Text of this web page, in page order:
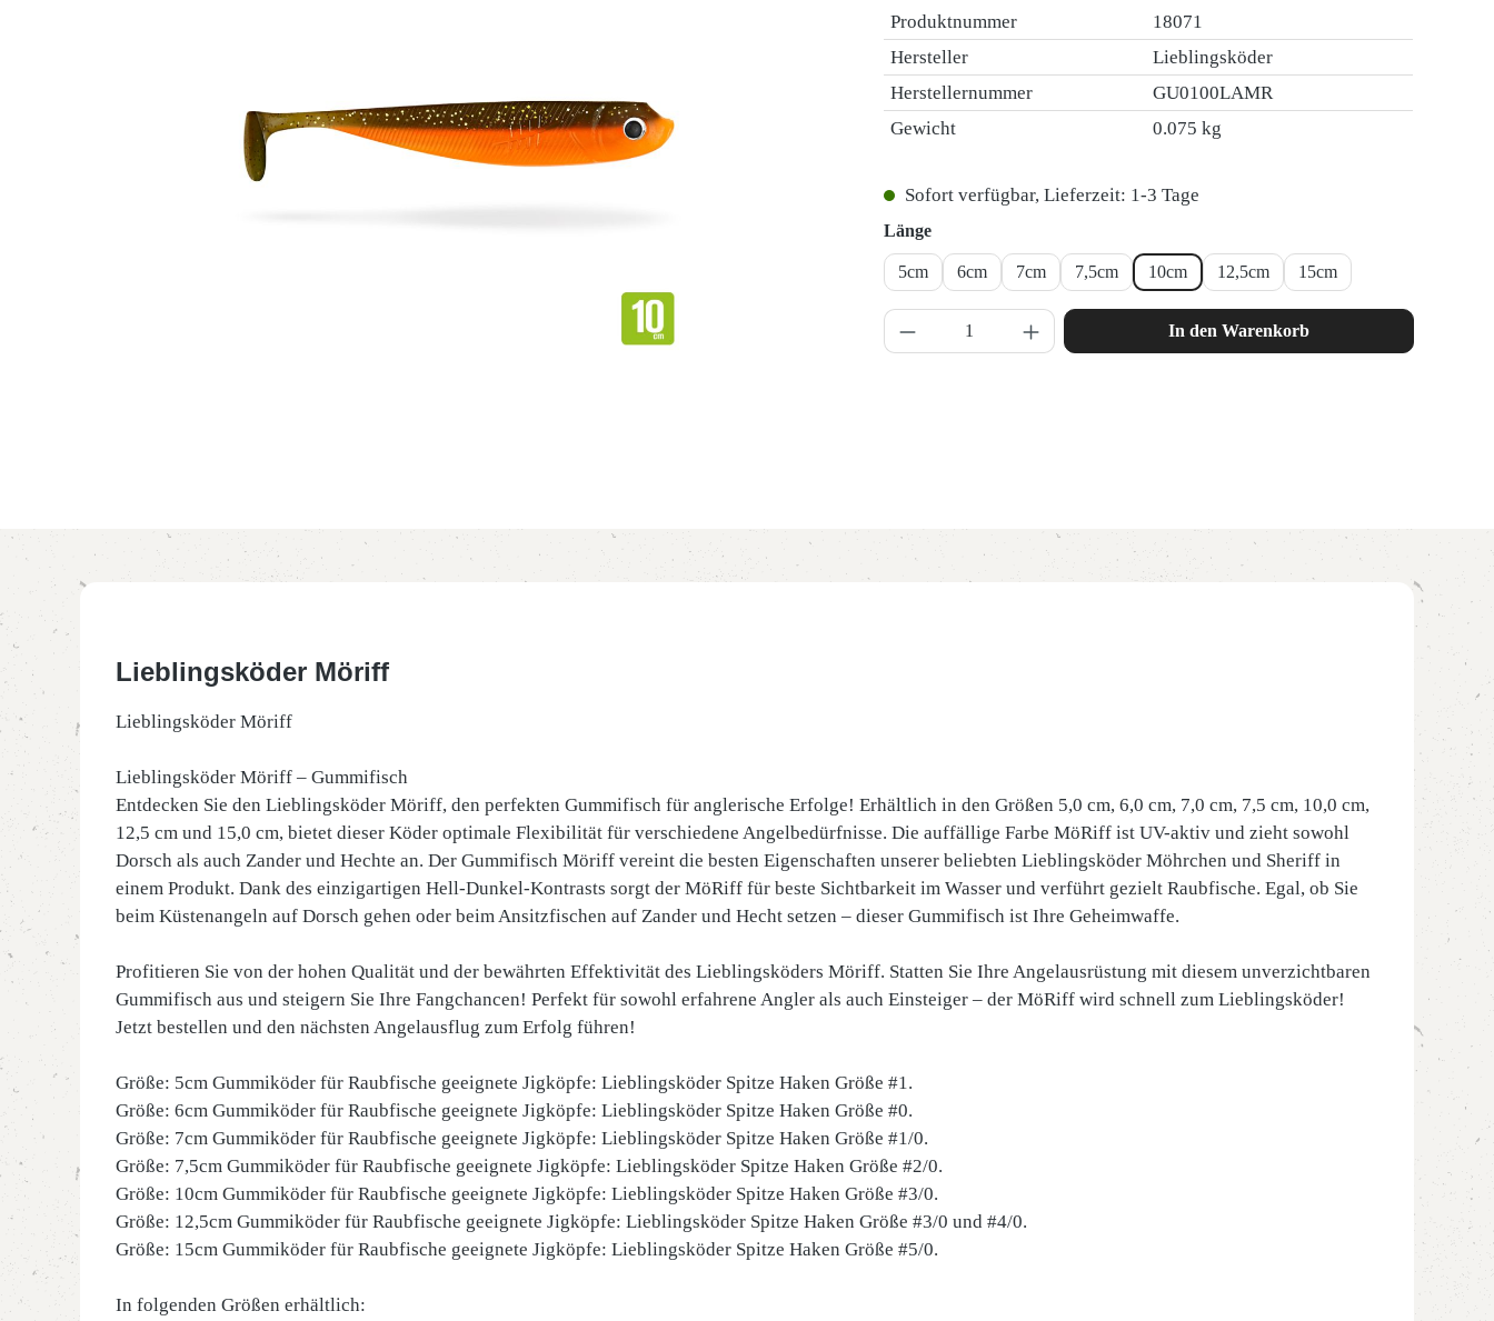
Produktnummer
18071
Hersteller
Lieblingsköder
Herstellernummer
GU0100LAMR
Gewicht
0.075 kg
Sofort verfügbar, Lieferzeit: 1-3 Tage
Längeauswählen
5cm 6cm 7cm 7,5cm 10cm 12,5cm 15cm
Produkt Anzahl: Gib den gewünschten Wert ein oder
In den Warenkorb
Lieblingsköder Möriff
Lieblingsköder Möriff
Lieblingsköder Möriff – Gummifisch
Entdecken Sie den Lieblingsköder Möriff, den perfekten Gummifisch für anglerische Erfolge! Erhältlich in den Größen 5,0 cm, 6,0 cm, 7,0 cm, 7,5 cm, 10,0 cm,
12,5 cm und 15,0 cm, bietet dieser Köder optimale Flexibilität für verschiedene Angelbedürfnisse. Die auffällige Farbe MöRiff ist UV-aktiv und zieht sowohl
Dorsch als auch Zander und Hechte an. Der Gummifisch Möriff vereint die besten Eigenschaften unserer beliebten Lieblingsköder Möhrchen und Sheriff in
einem Produkt. Dank des einzigartigen Hell-Dunkel-Kontrasts sorgt der MöRiff für beste Sichtbarkeit im Wasser und verführt gezielt Raubfische. Egal, ob Sie
beim Küstenangeln auf Dorsch gehen oder beim Ansitzfischen auf Zander und Hecht setzen – dieser Gummifisch ist Ihre Geheimwaffe.
Profitieren Sie von der hohen Qualität und der bewährten Effektivität des Lieblingsköders Möriff. Statten Sie Ihre Angelausrüstung mit diesem unverzichtbaren
Gummifisch aus und steigern Sie Ihre Fangchancen! Perfekt für sowohl erfahrene Angler als auch Einsteiger – der MöRiff wird schnell zum Lieblingsköder!
Jetzt bestellen und den nächsten Angelausflug zum Erfolg führen!
Größe: 5cm Gummiköder für Raubfische geeignete Jigköpfe: Lieblingsköder Spitze Haken Größe #1.
Größe: 6cm Gummiköder für Raubfische geeignete Jigköpfe: Lieblingsköder Spitze Haken Größe #0.
Größe: 7cm Gummiköder für Raubfische geeignete Jigköpfe: Lieblingsköder Spitze Haken Größe #1/0.
Größe: 7,5cm Gummiköder für Raubfische geeignete Jigköpfe: Lieblingsköder Spitze Haken Größe #2/0.
Größe: 10cm Gummiköder für Raubfische geeignete Jigköpfe: Lieblingsköder Spitze Haken Größe #3/0.
Größe: 12,5cm Gummiköder für Raubfische geeignete Jigköpfe: Lieblingsköder Spitze Haken Größe #3/0 und #4/0.
Größe: 15cm Gummiköder für Raubfische geeignete Jigköpfe: Lieblingsköder Spitze Haken Größe #5/0.
In folgenden Größen erhältlich: